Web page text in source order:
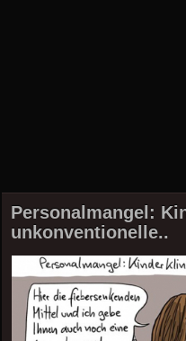
Personalmangel:
unkonventionelle..